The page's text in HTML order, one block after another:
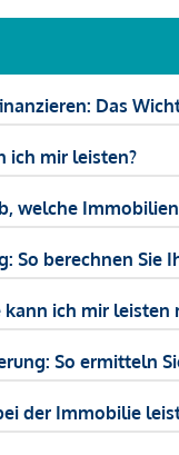
Das
ich mir leisten?
welche
So berechnen Sie
ich mir leisten
So ermitteln
der Immobilie